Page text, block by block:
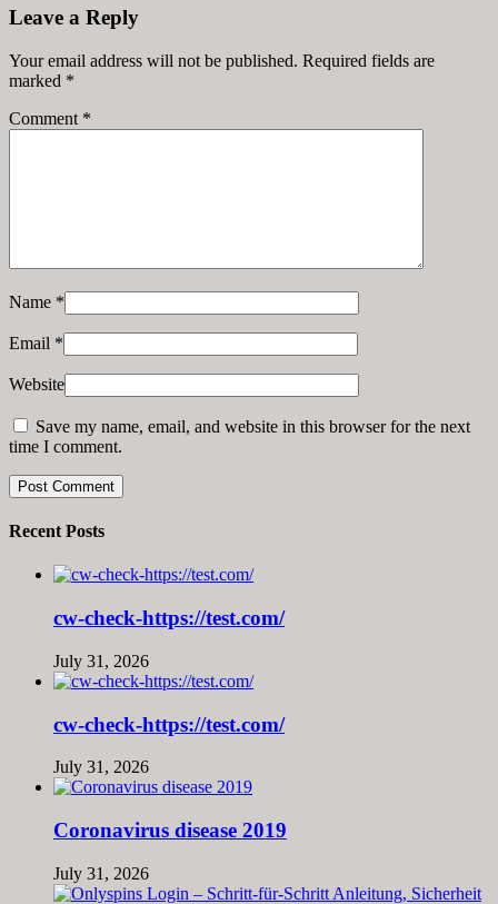
Leave a Reply
Your email address will not be published. Required fields are
marked *
Comment *
Name *
Email *
Website
Save my name, email, and website in this browser for the next
time I comment.
Recent Posts
cw-check-https://test.com/
July 31, 2026
cw-check-https://test.com/
July 31, 2026
Coronavirus disease 2019
July 31, 2026